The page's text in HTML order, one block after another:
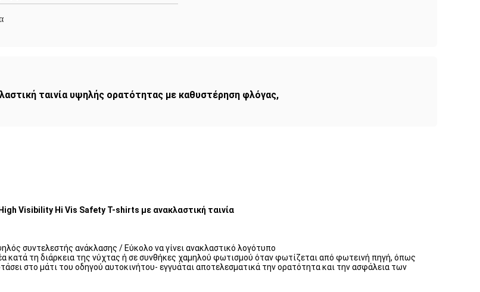
ταινία υψηλής ορατότητας με καθυστέρηση φλόγας,
Visibility Hi Vis Safety T-shirts με ανακλαστική ταινία
συντελεστής ανάκλασης / Εύκολο να γίνει ανακλαστικό λογότυπο
κατά τη διάρκεια της νύχτας ή σε συνθήκες χαμηλού φωτισμού όταν φωτίζεται από φωτεινή πηγή, όπως
στο μάτι του οδηγού αυτοκινήτου- εγγυάται αποτελεσματικά την ορατότητα και την ασφάλεια των